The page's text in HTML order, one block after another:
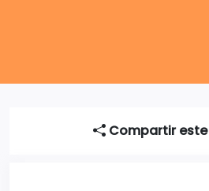
Compartir